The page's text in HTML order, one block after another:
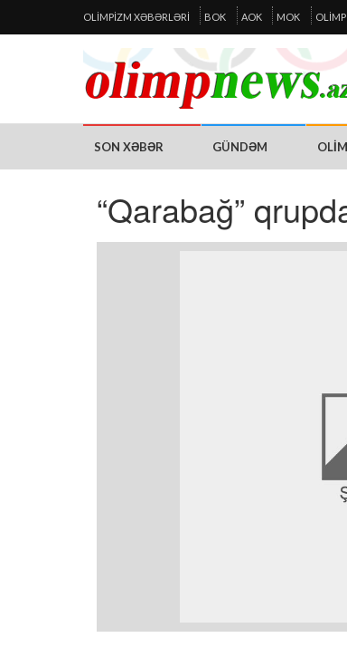
OLIMPIZM XƏBƏRLƏRI BOK AOK MOK
SON XƏBƏR GÜNDƏM
“Qarabağ”